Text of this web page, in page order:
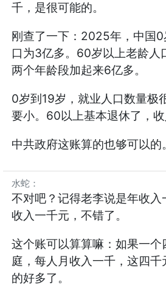
千，是很可能的。
刚查了一下：2025年，中国0
口为3亿多。60岁以上老龄人
两个年龄段加起来6亿多。
0岁到19岁，就业人口数量极
要小。60以上基本退休了，收
中共政府这账算的也够可以的。
水蛇 ：
不对吧？记得老李说是年收入
收入一千元，不错了。
这个账可以算算嘛：如果一个
庭，每人月收入一千，这四千
的好多了。